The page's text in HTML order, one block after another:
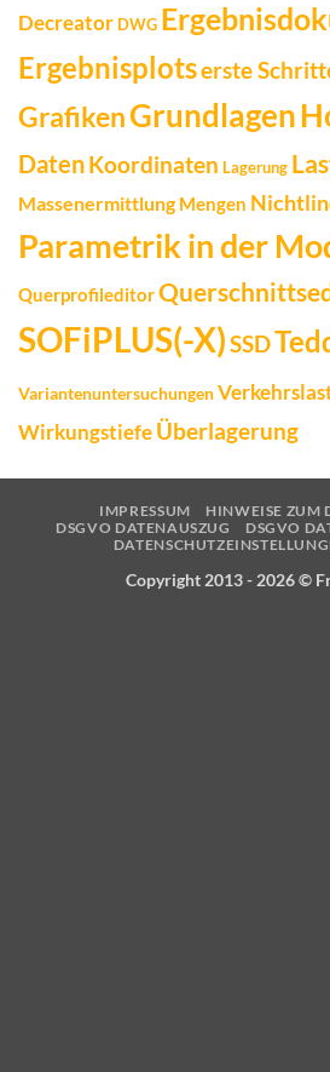
Decreator DWG
Ergebnisplotserste
GrafikenGrundlagen
DatenKoordinaten Lagerung
Massenermittlung Mengen
Parametrik in der
Querprofileditor
SOFiPLUS(-X)SSD
Variantenuntersuchungen
WirkungstiefeÜberlagerung
IMPRESSUM
HINWEISE ZUM
DSGVO DATENAUSZUG
DSGVO
Copyright 2013 - 2026 ©